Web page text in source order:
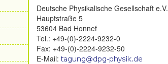
Deutsche Physikalische Gesellschaft e.V.
Hauptstraße 5
53604 Bad Honnef
Tel.: +49-(0)-2224-9232-0
Fax: +49-(0)-2224-9232-50
E-Mail: